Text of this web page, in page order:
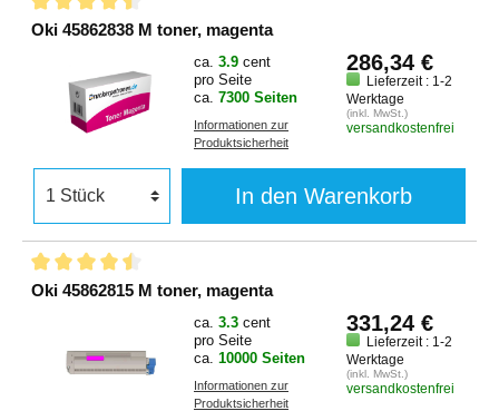
Oki 45862838 M toner, magenta
ca. 3.9 cent
pro Seite
ca. 7300 Seiten
Informationen zur
Produktsicherheit
286,34 €
Lieferzeit : 1-2
Werktage
(inkl. MwSt.)
versandkostenfrei
In den Warenkorb
Oki 45862815 M toner, magenta
ca. 3.3 cent
pro Seite
ca. 10000 Seiten
Informationen zur
Produktsicherheit
331,24 €
Lieferzeit : 1-2
Werktage
(inkl. MwSt.)
versandkostenfrei